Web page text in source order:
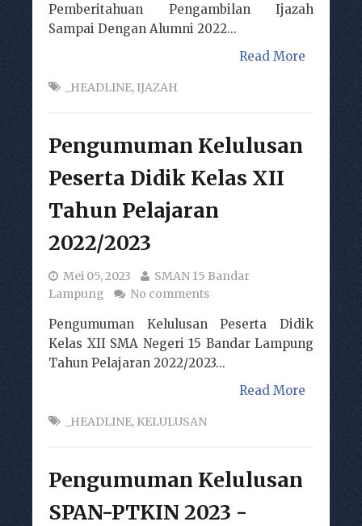
Pemberitahuan Pengambilan Ijazah
Sampai Dengan Alumni 2022...
Read More
_HEADLINE, IJAZAH
Pengumuman Kelulusan
Peserta Didik Kelas XII
Tahun Pelajaran
2022/2023
Mei 05, 2023
SMAN 15 Bandar
Lampung
No comments
Pengumuman Kelulusan Peserta Didik
Kelas XII SMA Negeri 15 Bandar Lampung
Tahun Pelajaran 2022/2023...
Read More
_HEADLINE, KELULUSAN
Pengumuman Kelulusan
SPAN-PTKIN 2023 -